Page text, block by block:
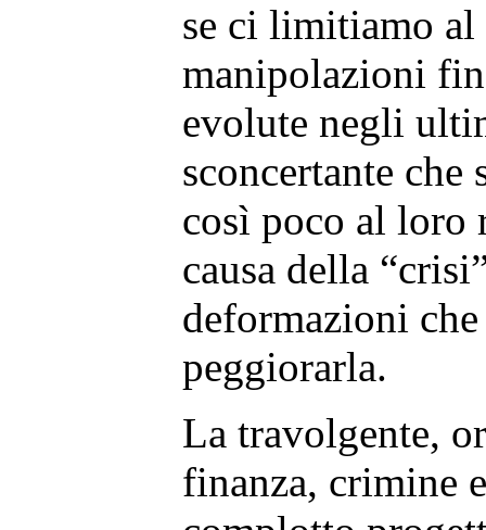
se ci limitiamo
manipolazioni
evolute negli
sconcertante che
così poco al loro
causa della
deformazioni
peggiorarla.
La travolgente,
finanza, crimine